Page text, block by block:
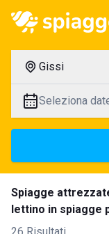
Gissi
Seleziona
Spiagge
lettino in spiagge